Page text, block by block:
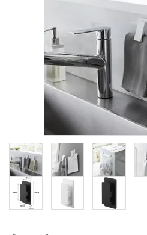
カテゴリーから探す
ガイドライン